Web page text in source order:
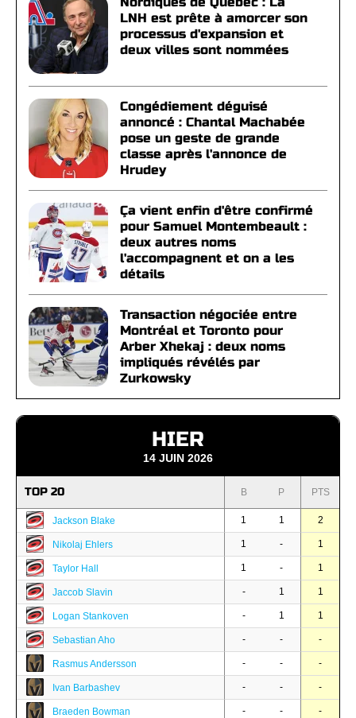
LNH est prête à amorcer son
processus d'expansion et
deux villes sont nommées
Congédiement déguisé
annoncé : Chantal Machabée
pose un geste de grande
classe après l'annonce de
Hrudey
Ça vient enfin d'être confirmé
pour Samuel Montembeault :
deux autres noms
l'accompagnent et on a les
détails
Transaction négociée entre
Montréal et Toronto pour
Arber Xhekaj : deux noms
impliqués révélés par
Zurkowsky
HIER
14 JUIN 2026
TOP 20 B P PTS
Jackson Blake 1 1 2
Nikolaj Ehlers 1 - 1
Taylor Hall 1 - 1
Jaccob Slavin - 1 1
Logan Stankoven - 1 1
Sebastian Aho - - -
Rasmus Andersson - - -
Ivan Barbashev - - -
Braeden Bowman - - -